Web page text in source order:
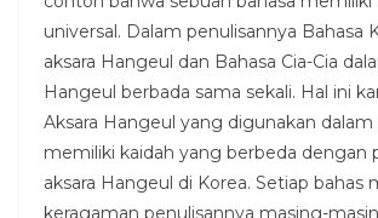
universal. Dalam penulisannya Bahasa
aksara Hangeul dan Bahasa Cia-Cia
Hangeul berbada sama sekali. Hal ini
Aksara Hangeul yang digunakan dalam
memiliki kaidah yang berbeda dengan
aksara Hangeul di Korea. Setiap bahas
keragaman penulisannya masing-